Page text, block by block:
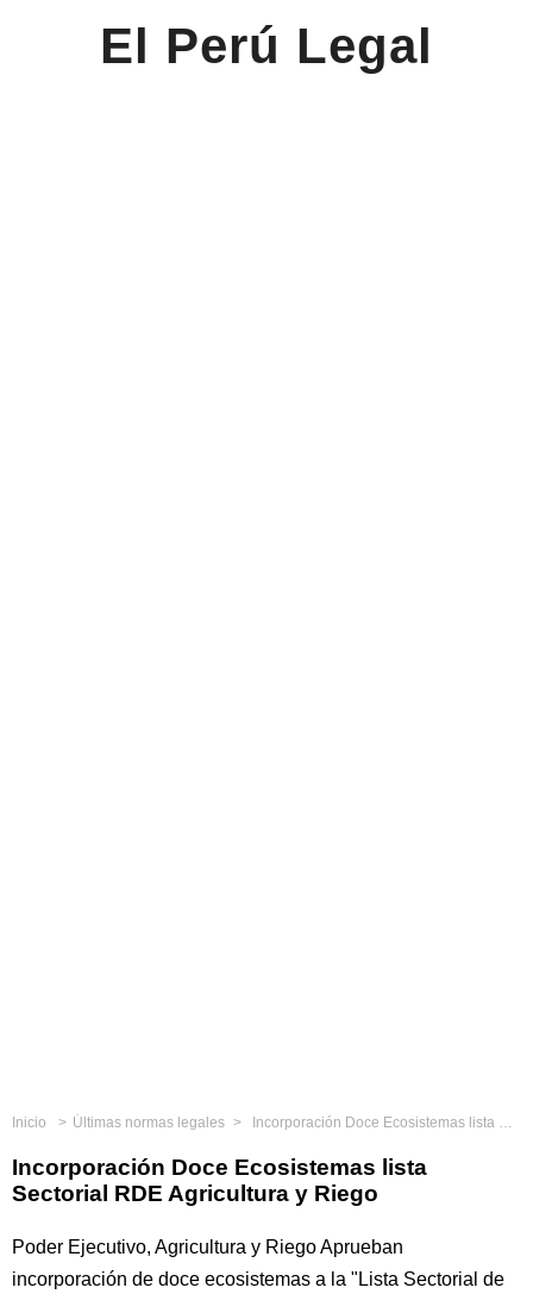
El Perú Legal
Inicio Últimas normas legales Incorporación Doce Ecosistemas lista Sectorial RDE Agricultura y Riego
Incorporación Doce Ecosistemas lista
Sectorial RDE Agricultura y Riego
Poder Ejecutivo, Agricultura y Riego Aprueban
incorporación de doce ecosistemas a la "Lista Sectorial de